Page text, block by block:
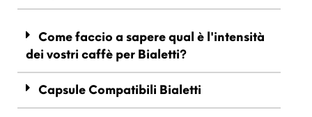
Come faccio a sapere qual è l'intensità
dei vostri caffè per Bialetti?
Capsule Compatibili Bialetti